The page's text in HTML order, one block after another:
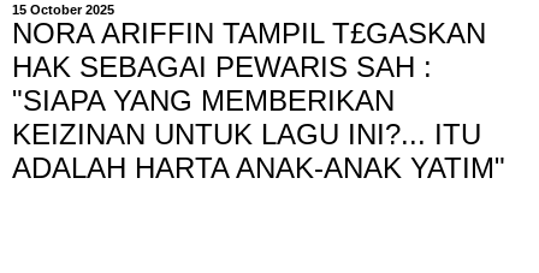
15 October 2025
NORA ARIFFIN TAMPIL T£GASKAN
HAK SEBAGAI PEWARIS SAH :
"SIAPA YANG MEMBERIKAN
KEIZINAN UNTUK LAGU INI?... ITU
ADALAH HARTA ANAK-ANAK YATIM"